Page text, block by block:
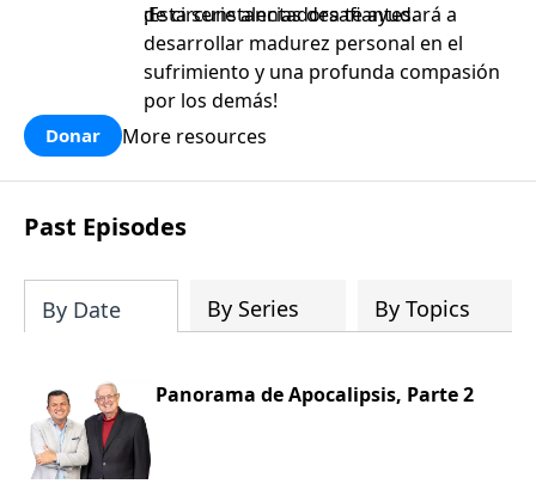
de circunstancias desafiantes.
¡Esta serie alentadora te ayudará a
desarrollar madurez personal en el
sufrimiento y una profunda compasión
por los demás!
Donar More resources
Past Episodes
By Date By Series By Topics
Panorama de Apocalipsis, Parte 2